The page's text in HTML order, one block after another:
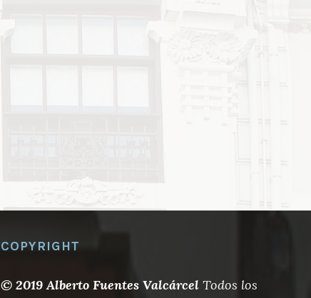
COPYRIGHT
© 2019 Alberto Fuentes Valcárcel Todos los